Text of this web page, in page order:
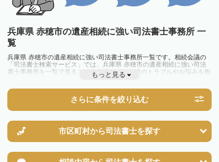
兵庫県 赤穂市の遺産相続に強い司法書士事務所 一
覧
兵庫県 赤穂市の遺産相続に強い司法書士事務所一覧です。相続会議の
「司法書士検索サービス」では、兵庫県 赤穂市の遺産相続に強い司法
書士事務所を一覧で見ることが出来ます。相続のトラブルやお悩みを抱
えている方は一度近隣の司法書士に相談してみましょう。
もっと見る
さらに条件を絞り込む
市区町村から司法書士を探す